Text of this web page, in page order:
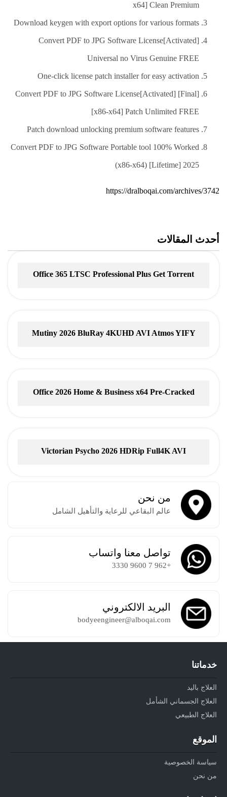
خالد
سالم
x64] Clean Premium
Download keygen with export options for various formats
Convert PDF to JPG Software License[Activated]
Universal no Virus Genuine FREE
One-click license patch installer for easy activation
Convert PDF to JPG Software License[Activated] [Final]
[x86-x64] Patch Unlimited FREE
Patch download unlocking premium software features
Convert PDF to JPG Software Portable tool 100% Worked
(x86-x64) [Lifetime] 2025
https://dralboqai.com/archives/3742
أحدث المقالات
Office 365 LTSC Professional Plus Gеt Torrent
Mutiny 2026 BluRay 4KUHD AVI Atmos YIFY
Office 2026 Home & Business x64 Pre-Cracked
Victorian Psycho 2026 HDRip Full4K AVI
من نحن
عالم البقاعي للرعاية والتأهيل الشامل
تواصل معنا واتساب
+962 7 9600 3330
البريد الالكتروني
bodyeengineer@alboqai.com
خدماتنا
العلاج باليد
العلاج الجسماني الشأمل
العلاج الطبيعي
الموقع
سياسة الخصوصية
من نحن